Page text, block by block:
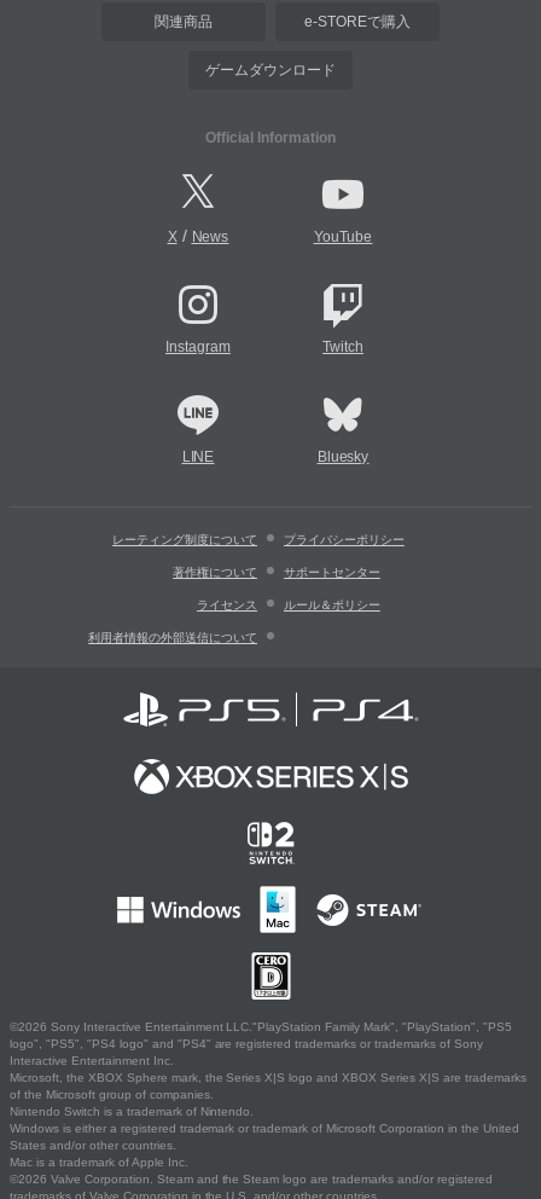
関連商品 e-STOREで購入
ゲームダウンロード
Official Information
X/ News YouTube
Instagram Twitch
LINE Bluesky
レーティング制度について プライバシーポリシー
著作権について サポートセンター
ライセンス ルール＆ポリシー
利用者情報の外部送信について
©2026 Sony Interactive Entertainment LLC."PlayStation Family Mark", "PlayStation", "PS5
logo", "PS5", "PS4 logo" and "PS4" are registered trademarks or trademarks of Sony
Interactive Entertainment Inc.
Microsoft, the XBOX Sphere mark, the Series X|S logo and XBOX Series X|S are trademarks
of the Microsoft group of companies.
Nintendo Switch is a trademark of Nintendo.
Windows is either a registered trademark or trademark of Microsoft Corporation in the United
States and/or other countries.
Mac is a trademark of Apple Inc.
©2026 Valve Corporation. Steam and the Steam logo are trademarks and/or registered
trademarks of Valve Corporation in the U.S. and/or other countries.